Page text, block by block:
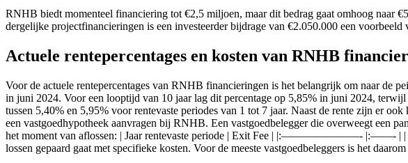
RNHB biedt momenteel financiering tot €2,5 miljoen, maar dit bedrag gaat omhoog naar
dergelijke projectfinancieringen is een investeerder bijdrage van €2.050.000 een
Actuele rentepercentages en kosten van RNHB
Voor de actuele rentepercentages van RNHB financieringen is het belangrijk om naar de
in juni 2024. Voor een looptijd van 10 jaar lag dit percentage op 5,85% in juni 2024,
tussen 5,40% en 5,95% voor rentevaste periodes van 1 tot 7 jaar. Naast de rente zijn er
een vastgoedhypotheek aanvragen bij RNHB. Een vastgoedbelegger die overweegt een
het moment van aflossen: | Jaar rentevaste periode | Exit Fee | |:———————- |:——- | |
lossen gepaard gaat met specifieke kosten. Voor de meeste vastgoedbeleggers is het